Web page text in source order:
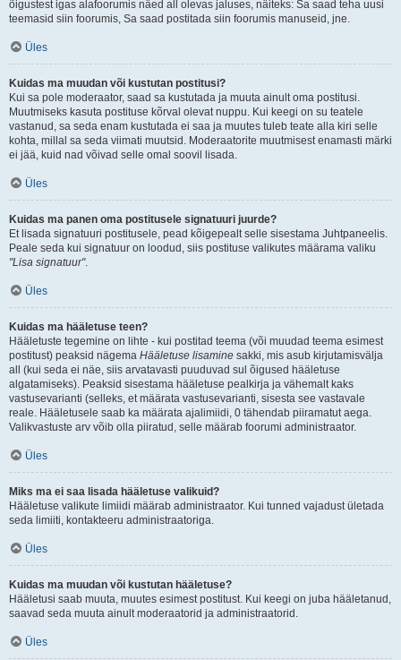
õigustest igas alafoorumis näed all olevas jaluses, näiteks: Sa saad teha uusi
teemasid siin foorumis, Sa saad postitada siin foorumis manuseid, jne.
Üles
Kuidas ma muudan või kustutan postitusi?
Kui sa pole moderaator, saad sa kustutada ja muuta ainult oma postitusi.
Muutmiseks kasuta postituse kõrval olevat nuppu. Kui keegi on su teatele
vastanud, sa seda enam kustutada ei saa ja muutes tuleb teate alla kiri selle
kohta, millal sa seda viimati muutsid. Moderaatorite muutmisest enamasti märki
ei jää, kuid nad võivad selle omal soovil lisada.
Üles
Kuidas ma panen oma postitusele signatuuri juurde?
Et lisada signatuuri postitusele, pead kõigepealt selle sisestama Juhtpaneelis.
Peale seda kui signatuur on loodud, siis postituse valikutes määrama valiku
"Lisa signatuur".
Üles
Kuidas ma hääletuse teen?
Hääletuste tegemine on lihte - kui postitad teema (või muudad teema esimest
postitust) peaksid nägema Hääletuse lisamine sakki, mis asub kirjutamisvälja
all (kui seda ei näe, siis arvatavasti puuduvad sul õigused hääletuse
algatamiseks). Peaksid sisestama hääletuse pealkirja ja vähemalt kaks
vastusevarianti (selleks, et määrata vastusevarianti, sisesta see vastavale
reale. Hääletusele saab ka määrata ajalimiidi, 0 tähendab piiramatut aega.
Valikvastuste arv võib olla piiratud, selle määrab foorumi administraator.
Üles
Miks ma ei saa lisada hääletuse valikuid?
Hääletuse valikute limiidi määrab administraator. Kui tunned vajadust ületada
seda limiiti, kontakteeru administraatoriga.
Üles
Kuidas ma muudan või kustutan hääletuse?
Hääletusi saab muuta, muutes esimest postitust. Kui keegi on juba hääletanud,
saavad seda muuta ainult moderaatorid ja administraatorid.
Üles